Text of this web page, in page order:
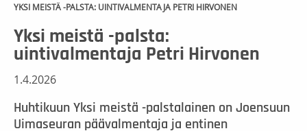
YKSI MEISTÄ -PALSTA: UINTIVALMENTAJA PETRI HIRVONEN
Yksi meistä -palsta:
uintivalmentaja Petri Hirvonen
1.4.2026
Huhtikuun Yksi meistä -palstalainen on Joensuun
Uimaseuran päävalmentaja ja entinen